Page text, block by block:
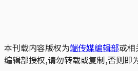
本刊载内容版权为端传媒编辑部或
编辑部授权,请勿转载或复制,否则即